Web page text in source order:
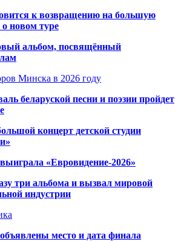
к возвращению на большую
о новом туре
альбом, посвящённый
Минска в 2026 году
беларуской песни и поэзии пройдет
концерт детской студии
«Евровидение-2026»
три альбома и вызвал мировой
индустрии
место и дата финала